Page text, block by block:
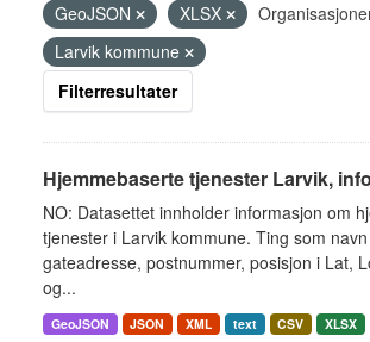
GeoJSON
XLSX
Larvik kommune
Filterresultater
Hjemmebaserte tjenester Larvik,
NO: Datasettet innholder informasjon om
tjenester i Larvik kommune. Ting som
gateadresse, postnummer, posisjon i Lat,
og...
GeoJSON JSON XML text CSV XLSX